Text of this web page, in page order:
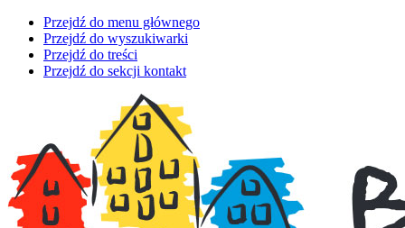
Przejdź do menu głównego
Przejdź do wyszukiwarki
Przejdź do treści
Przejdź do sekcji kontakt